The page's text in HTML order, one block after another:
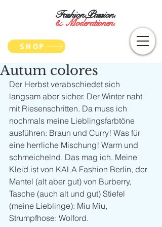
Fashion.Passion.
&Moderationen.
SHOP
Autum colores
Der Herbst verabschiedet sich
langsam aber sicher. Der Winter naht
mit Riesenschritten. Da muss ich
nochmals meine Lieblingsfarbtöne
ausführen: Braun und Curry! Was für
eine herrliche Mischung! Warm und
schmeichelnd. Das mag ich. Meine
Kleid ist von KALA Fashion Berlin, der
Mantel (alt aber gut) von Burberry,
Tasche (auch alt und gut) Stiefel
(meine Lieblinge): Miu Miu,
Strumpfhose: Wolford.